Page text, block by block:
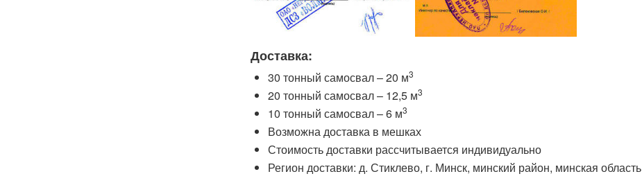
Доставка:
30 тонный самосвал – 20 м3
20 тонный самосвал – 12,5 м3
10 тонный самосвал – 6 м3
Возможна доставка в мешках
Стоимость доставки рассчитывается индивидуально
Регион доставки: д. Стиклево, г. Минск, минский район, минская область